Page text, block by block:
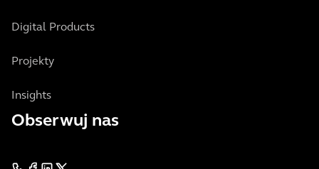
Digital Products
Projekty
Insights
Obserwuj nas